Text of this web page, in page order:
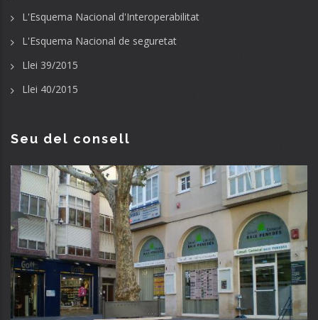
L'Esquema Nacional d'Interoperabilitat
L'Esquema Nacional de seguretat
Llei 39/2015
Llei 40/2015
Seu del consell